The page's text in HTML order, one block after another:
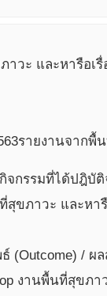
าวะ และหารือเ
รายงานจากพื้น
จกรรมที่ได้ปฎิบัติ
สุขภาวะ และหา
(Outcome) /
งานพื้นที่สุขภ